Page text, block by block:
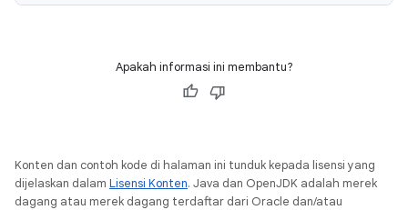
Apakah informasi ini membantu?
Konten dan contoh kode di halaman ini tunduk kepada lisensi yang
dijelaskan dalam Lisensi Konten. Java dan OpenJDK adalah merek
dagang atau merek dagang terdaftar dari Oracle dan/atau